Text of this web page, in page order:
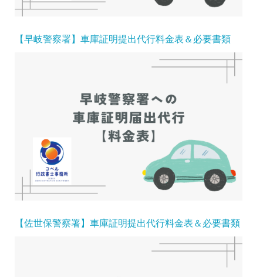
【早岐警察署】車庫証明提出代行料金表＆必要書類
【佐世保警察署】車庫証明提出代行料金表＆必要書類